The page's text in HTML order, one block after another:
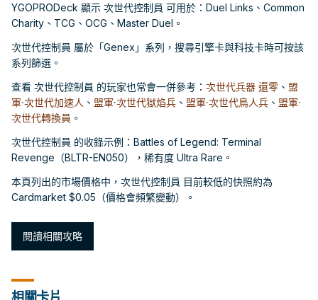
YGOPRODeck 顯示 次世代控制員 可用於：Duel Links、Common
Charity、TCG、OCG、Master Duel。
次世代控制員 屬於「Genex」系列，搜尋引擎卡與科技卡時可按該
系列篩選。
查看 次世代控制員 的玩家也常會一併參考： 次世代兵器 還零 、 盟
軍·次世代加速人 、 盟軍·次世代獄焰兵 、 盟軍·次世代鳥人兵 、 盟軍·
次世代轉換員 。
次世代控制員 的收錄示例：Battles of Legend: Terminal
Revenge（BLTR-EN050），稀有度 Ultra Rare。
本頁列出的市場價格中，次世代控制員 目前較低的快照約為
Cardmarket $0.05（價格會頻繁變動）。
閱讀相關攻略
相關卡片